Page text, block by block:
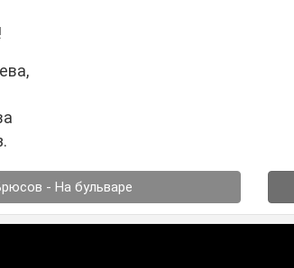
- На бульваре